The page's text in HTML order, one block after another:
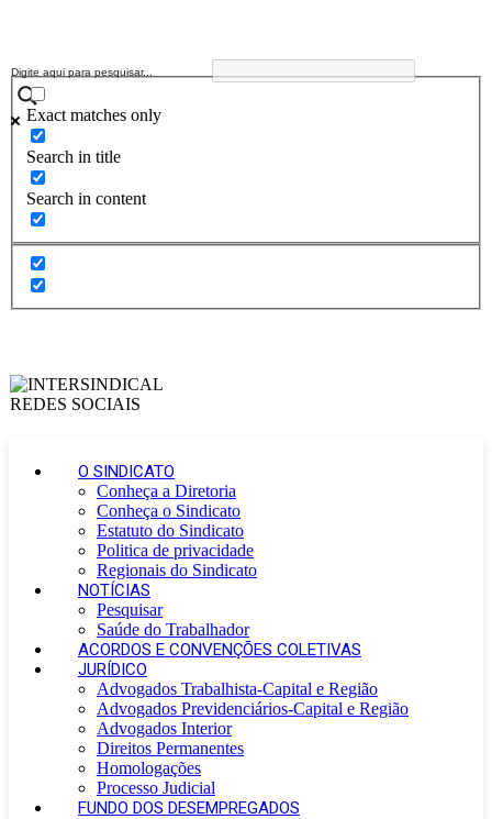
Exact matches only
Search in title
Search in content
O SINDICATO
Conheça a Diretoria
Conheça o Sindicato
Estatuto do Sindicato
Politica de privacidade
Regionais do Sindicato
NOTÍCIAS
Pesquisar
Saúde do Trabalhador
ACORDOS E CONVENÇÕES COLETIVAS
JURÍDICO
Advogados Trabalhista-Capital e Região
Advogados Previdenciários-Capital e Região
Advogados Interior
Direitos Permanentes
Homologações
Processo Judicial
FUNDO DOS DESEMPREGADOS